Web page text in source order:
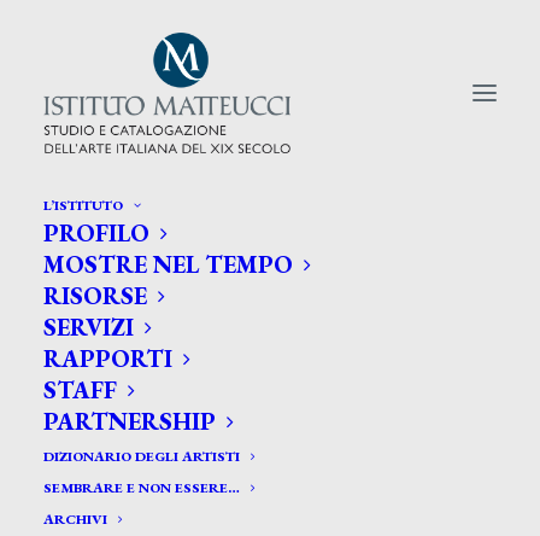
L’ISTITUTO
PROFILO
MOSTRE NEL TEMPO
RISORSE
SERVIZI
RAPPORTI
STAFF
PARTNERSHIP
DIZIONARIO DEGLI ARTISTI
SEMBRARE E NON ESSERE…
ARCHIVI
CERCA TRA GLI ARTISTI:
Search
for: